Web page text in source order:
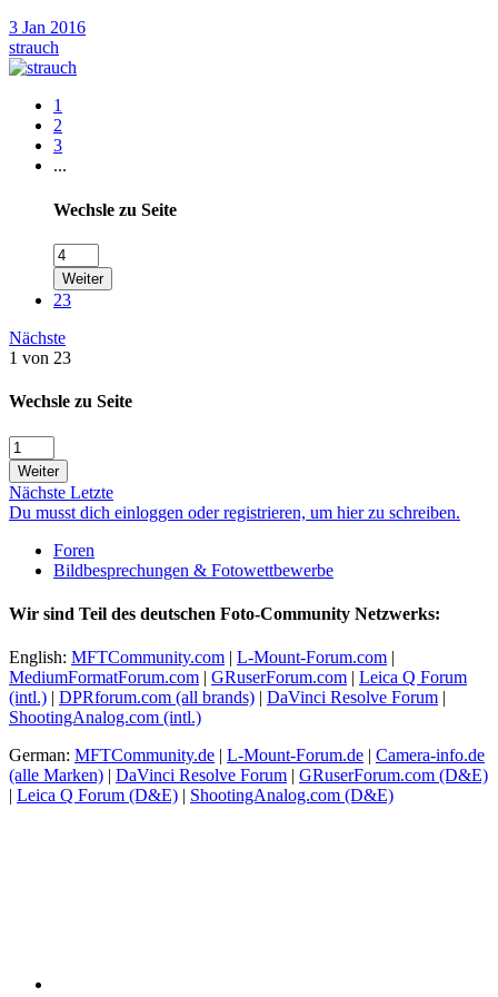
3 Jan 2016
strauch
1
2
3
...
Wechsle zu Seite
Weiter
23
Nächste
1 von 23
Wechsle zu Seite
Weiter
Nächste Letzte
Du musst dich einloggen oder registrieren, um hier zu schreiben.
Foren
Bildbesprechungen & Fotowettbewerbe
Wir sind Teil des deutschen Foto-Community Netzwerks:
English: MFTCommunity.com | L-Mount-Forum.com |
MediumFormatForum.com | GRuserForum.com | Leica Q Forum
(intl.) | DPRforum.com (all brands) | DaVinci Resolve Forum |
ShootingAnalog.com (intl.)
German: MFTCommunity.de | L-Mount-Forum.de | Camera-info.de
(alle Marken) | DaVinci Resolve Forum | GRuserForum.com (D&E)
| Leica Q Forum (D&E) | ShootingAnalog.com (D&E)